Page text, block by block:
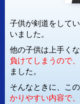
子供が剣道をして
いました。
他の子供は上手く
負けてしまうので、
ました。
そんなときに、こ
かりやすい内容で